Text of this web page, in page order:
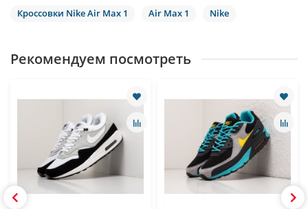
Кроссовки Nike Air Max 1 Air Max 1 Nike
Рекомендуем посмотреть